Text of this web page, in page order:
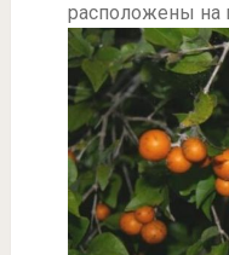
расположены на